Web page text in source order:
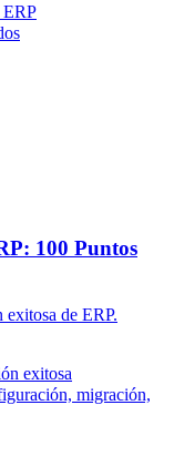
ERP
100 Puntos
exitosa de ERP.
exitosa
migración,